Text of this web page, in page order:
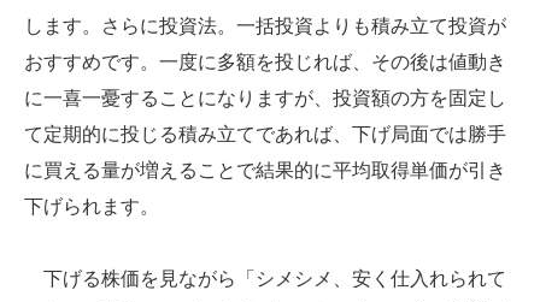
します。さらに投資法。一括投資よりも積み立て投資が
おすすめです。一度に多額を投じれば、その後は値動き
に一喜一憂することになりますが、投資額の方を固定し
て定期的に投じる積み立てであれば、下げ局面では勝手
に買える量が増えることで結果的に平均取得単価が引き
下げられます。
下げる株価を見ながら「シメシメ、安く仕入れられて